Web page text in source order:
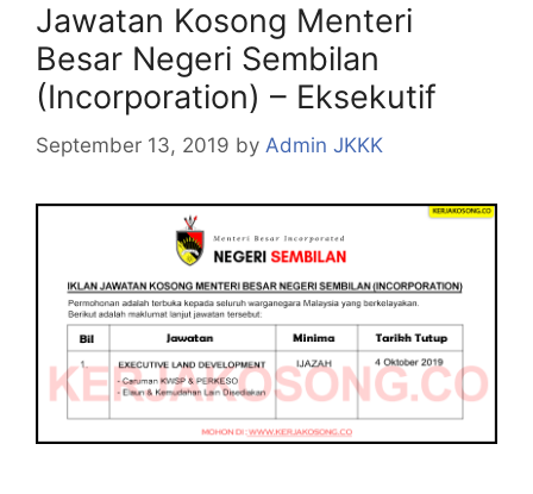
Jawatan Kosong Menteri
Besar Negeri Sembilan
(Incorporation) – Eksekutif
September 13, 2019 by Admin JKKK